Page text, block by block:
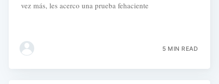
vez más, les acerco una prueba fehaciente
5 MIN READ